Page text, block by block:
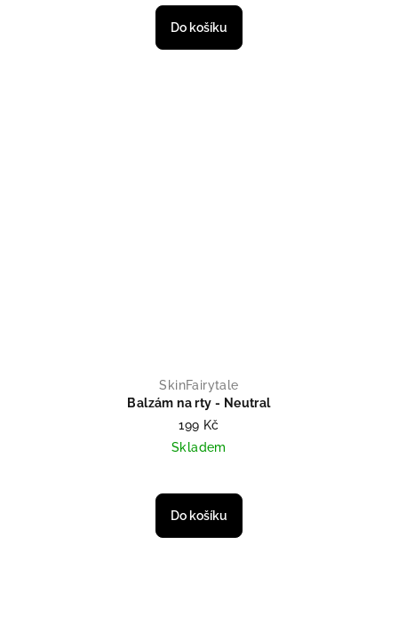
Do košíku
SkinFairytale
Balzám na rty - Neutral
199 Kč
Skladem
Do košíku